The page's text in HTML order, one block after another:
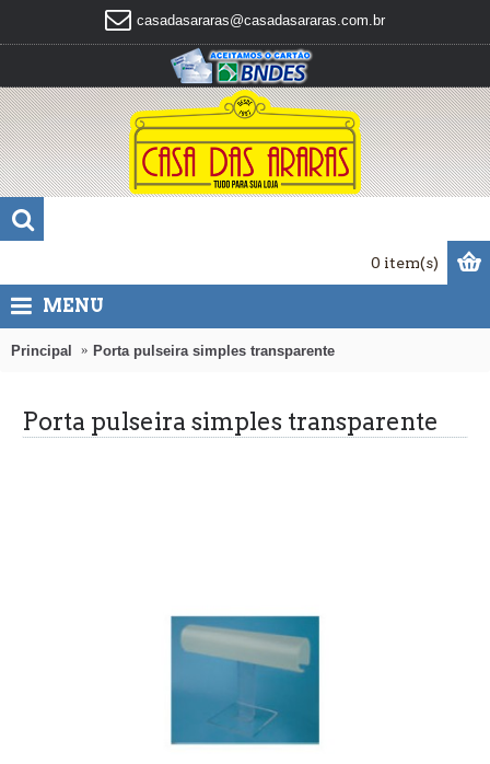
casadasararas@casadasararas.com.br
0 item(s)
MENU
Principal Porta pulseira simples transparente
Porta pulseira simples transparente